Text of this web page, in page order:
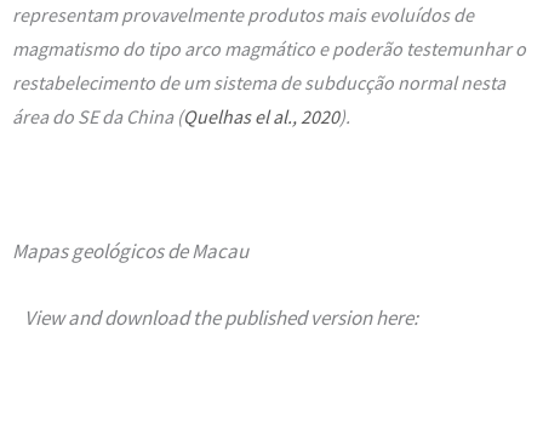
representam provavelmente produtos mais evoluídos de
magmatismo do tipo arco magmático e poderão testemunhar o
restabelecimento de um sistema de subducção normal nesta
área do SE da China (Quelhas el al., 2020).
Mapas geológicos de Macau
View and download the published version here: